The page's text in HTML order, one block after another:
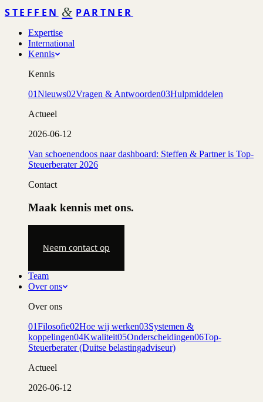
STEFFEN & PARTNER
Expertise
International
Kennis
Kennis
01Nieuws02Vragen & Antwoorden03Hulpmiddelen
Actueel
2026-06-12
Van schoenendoos naar dashboard: Steffen & Partner is Top-
Steuerberater 2026
Contact
Maak kennis met ons.
Neem contact op
Team
Over ons
Over ons
01Filosofie02Hoe wij werken03Systemen &
koppelingen04Kwaliteit05Onderscheidingen06Top-
Steuerberater (Duitse belastingadviseur)
Actueel
2026-06-12